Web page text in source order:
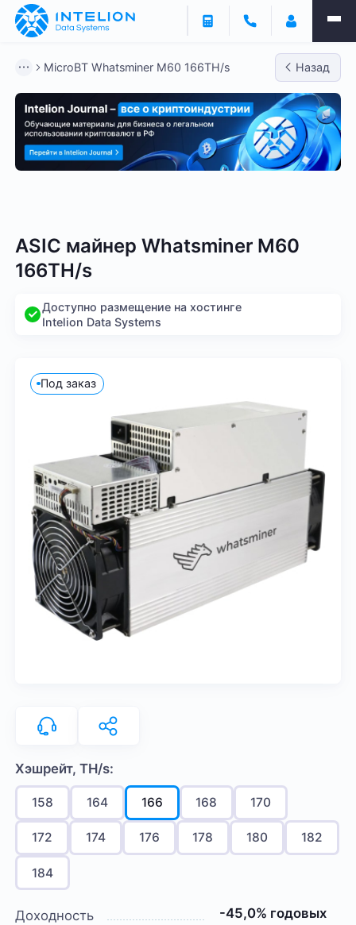
MicroBT Whatsminer M60 166TH/s Назад
ASIC майнер Whatsminer M60
166TH/s
Доступно размещение на хостинге
Intelion Data Systems
Под заказ
Хэшрейт, TH/s:
158 164 166 168 170
172 174 176 178 180 182
184
Доходность
-45,0% годовых